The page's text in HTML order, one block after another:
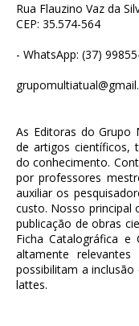
Rua Flauzino Vaz da
CEP: 35.574-564
- WhatsApp: (37)
As Editoras do Grupo
de artigos científicos,
do conhecimento.
por professores
auxiliar os
custo. Nosso principal
publicação de obras
Ficha Catalográfica
altamente
possibilitam a inclusão
lattes.